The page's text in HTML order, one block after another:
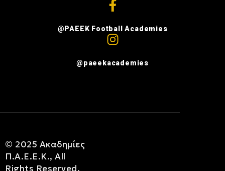
@PAEEK Football Academies
@paeekacademies
© 2025 Ακαδημίες
Π.Α.Ε.Ε.Κ., All
Rights Reserved.